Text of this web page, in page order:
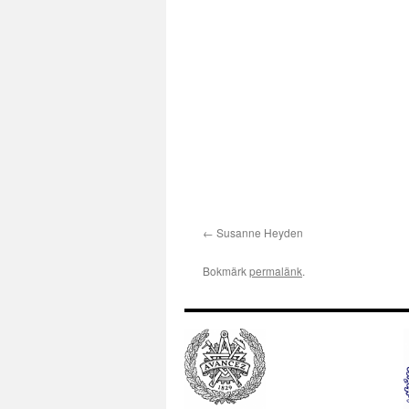
Susanne Heyden
Bokmärkpermalänk.